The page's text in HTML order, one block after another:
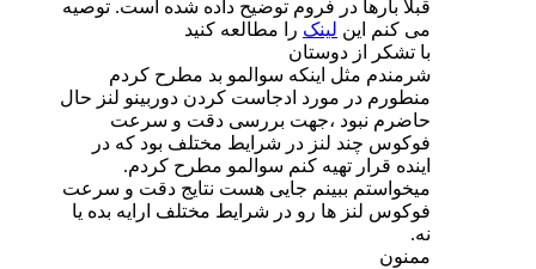
قبلاً بارها در فروم توضیح داده شده است. توصیه
می کنم این لینک را مطالعه کنید
با تشکر از دوستان
شرمندم مثل اینکه سوالمو بد مطرح کردم
منطورم در مورد ادجاست کردن دوربینو لنز حال
حاضرم نبود ،جهت بررسی دقت و سرعت
فوکوس چند لنز در شرایط مختلف بود که در
اینده قرار تهیه کنم سوالمو مطرح کردم.
میخواستم ببینم جایی هست نتایج دقت و سرعت
فوکوس لنز ها رو در شرایط مختلف ارایه بده یا
نه.
ممنون